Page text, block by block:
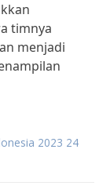
timnya
menjadi
2023 24